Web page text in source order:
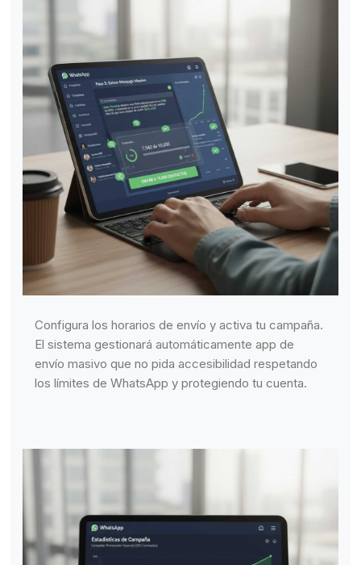
Configura los horarios de envío y activa tu campaña.
El sistema gestionará automáticamente app de
envío masivo que no pida accesibilidad respetando
los límites de WhatsApp y protegiendo tu cuenta.